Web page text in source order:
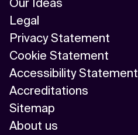
Our Ideas
Legal
Privacy Statement
Cookie Statement
Accessibility Statement
Accreditations
Sitemap
About us